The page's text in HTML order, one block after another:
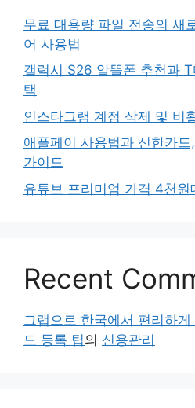
무료 대용량 파일 전송의 새
어 사용법
갤럭시 S26 알뜰폰 추천과
택
인스타그램 계정 삭제 및 비
애플페이 사용법과 신한카
가이드
유튜브 프리미엄 가격 4천원
Recent
그랩으로 한국에서 편리하
드 등록 팁의 신용관리